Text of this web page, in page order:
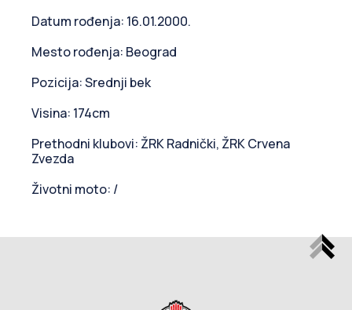
Datum rođenja: 16.01.2000.
Mesto rođenja: Beograd
Pozicija: Srednji bek
Visina: 174cm
Prethodni klubovi: ŽRK Radnički, ŽRK Crvena
Zvezda
Životni moto: /